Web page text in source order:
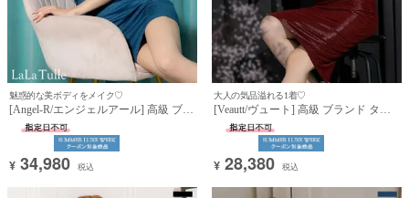
魅惑的な美ボディをメイク♡
[Angel-R/エンジェルアール] 高級 ブラ
ンド タイトミニドレス 谷間 レース 大
人 ホルターネック バストメッシュ ビ
ジュー シアー セクシー (ゆんころ着
用)
¥ 34,980 税込
大人の気品溢れる1着♡
[Veautt/ヴュート] 高級 ブランド タイ
ト膝丈ドレス ノースリーブ アシンメ
トリー リボン ラメ (ゆんころ着用)
¥ 28,380 税込